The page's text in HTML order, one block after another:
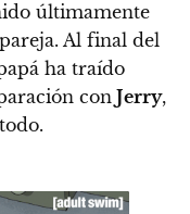
últimamente
Al final del
ha traído
con Jerry,